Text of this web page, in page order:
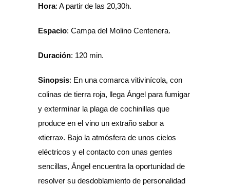
Hora: A partir de las 20,30h.
Espacio: Campa del Molino Centenera.
Duración: 120 min.
Sinopsis: En una comarca vitivinícola, con
colinas de tierra roja, llega Ángel para fumigar
y exterminar la plaga de cochinillas que
produce en el vino un extraño sabor a
«tierra». Bajo la atmósfera de unos cielos
eléctricos y el contacto con unas gentes
sencillas, Ángel encuentra la oportunidad de
resolver su desdoblamiento de personalidad